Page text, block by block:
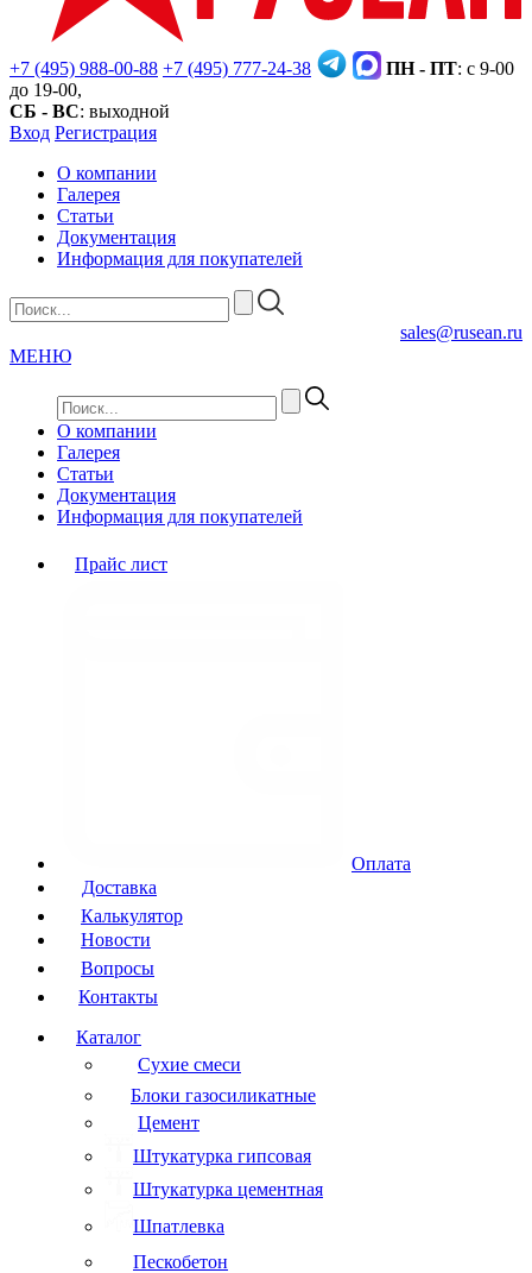
+7 (495) 988-00-88 +7 (495) 777-24-38 ПН - ПТ: с 9-00
до 19-00,
СБ - ВС: выходной
Вход Регистрация
О компании
Галерея
Статьи
Документация
Информация для покупателей
sales@rusean.ru
МЕНЮ
О компании
Галерея
Статьи
Документация
Информация для покупателей
Прайс лист
Оплата
Доставка
Калькулятор
Новости
Вопросы
Контакты
Каталог
Сухие смеси
Блоки газосиликатные
Цемент
Штукатурка гипсовая
Штукатурка цементная
Шпатлевка
Пескобетон